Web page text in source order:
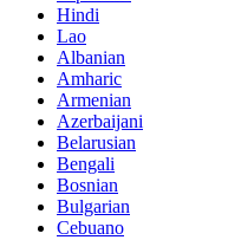
Hindi
Lao
Albanian
Amharic
Armenian
Azerbaijani
Belarusian
Bengali
Bosnian
Bulgarian
Cebuano